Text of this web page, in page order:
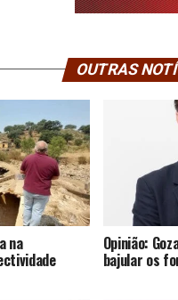
OUTRAS
na Opinião:
bajular os